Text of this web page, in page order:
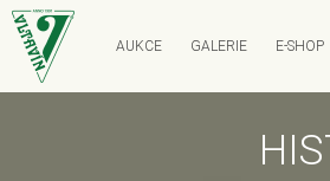
AUKCE
SÁLOVÉ AUKCE
GALERIE E-SHOP
NAKLADATELSTVÍ